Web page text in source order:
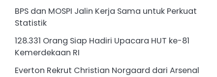
BPS dan MOSPI Jalin Kerja Sama untuk Perkuat
Statistik
128.331 Orang Siap Hadiri Upacara HUT ke-81
Kemerdekaan RI
Everton Rekrut Christian Norgaard dari Arsenal